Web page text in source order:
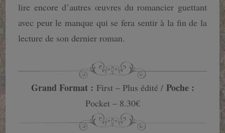
lire encore d’autres œuvres du romancier guettant
avec peur le manque qui se fera sentir à la fin de la
lecture de son dernier roman.
Grand Format : First – Plus édité / Poche :
Pocket – 8.30€